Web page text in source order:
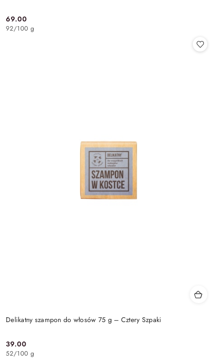
Cena:
69.00
92/100 g
Delikatny szampon do włosów 75 g – Cztery Szpaki
Cena:
39.00
52/100 g